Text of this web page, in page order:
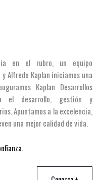
en el rubro, un equipo
Alfredo Kaplan iniciamos una
Kaplan Desarrollos
el desarrollo, gestión y
Apuntamos a la excelencia,
una mejor calidad de vida.